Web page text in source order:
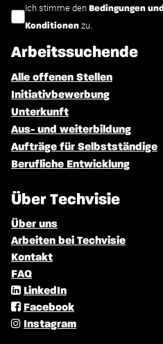
Ich stimme den Bedingungen und
Konditionen zu.
Arbeitssuchende
Alle offenen Stellen
Initiativbewerbung
Unterkunft
Aus- und weiterbildung
Aufträge für Selbstständige
Berufliche Entwicklung
Über Techvisie
Über uns
Arbeiten bei Techvisie
Kontakt
FAQ
LinkedIn
Facebook
Instagram